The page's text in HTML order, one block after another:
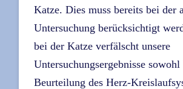
Katze. Dies muss bereits bei der
Untersuchung berücksichtigt
bei der Katze verfälscht unsere
Untersuchungsergebnisse
Beurteilung des Herz-